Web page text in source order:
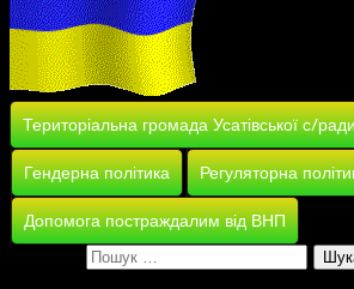
Територіальна громада Усатівської с/
Гендерна політика Регуляторна
Допомога постраждалим від ВНП
Пошук: